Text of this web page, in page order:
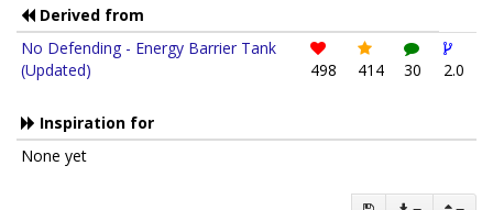
Derived from
No Defending - Energy Barrier Tank
(Updated)
498 414 30 2.0
Inspiration for
None yet